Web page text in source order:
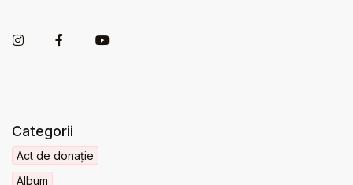
Categorii
Act de donație
Album